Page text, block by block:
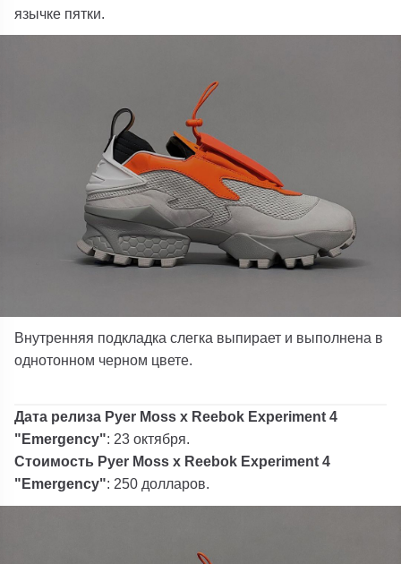
язычке пятки.
Внутренняя подкладка слегка выпирает и выполнена в
однотонном черном цвете.
Дата релиза Pyer Moss x Reebok Experiment 4
"Emergency": 23 октября.
Стоимость Pyer Moss x Reebok Experiment 4
"Emergency": 250 долларов.